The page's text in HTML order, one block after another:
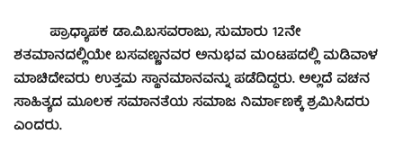
ಪ್ರಾಧ್ಯಾಪಕ ಡಾ.ವಿ.ಬಸವರಾಜು, ಸುಮಾರು 12ನೇ
ಶತಮಾನದಲ್ಲಿಯೇ ಬಸವಣ್ಣನವರ ಅನುಭವ ಮಂಟಪದಲ್ಲಿ ಮಡಿವಾಳ
ಮಾಚಿದೇವರು ಉತ್ತಮ ಸ್ಥಾನಮಾನವನ್ನು ಪಡೆದಿದ್ದರು. ಅಲ್ಲದೆ ವಚನ
ಸಾಹಿತ್ಯದ ಮೂಲಕ ಸಮಾನತೆಯ ಸಮಾಜ ನಿರ್ಮಾಣಕ್ಕೆ ಶ್ರಮಿಸಿದರು
ಎಂದರು.